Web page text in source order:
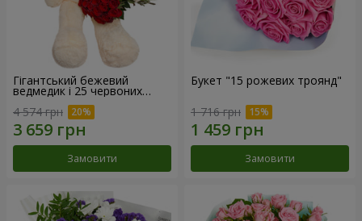
Гігантський бежевий
ведмедик і 25 червоних
троянд
4 574 грн
Замовити
Букет "15 рожевих троянд"
1 716 грн
Замовити